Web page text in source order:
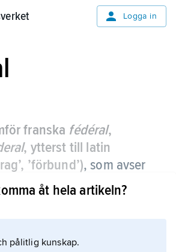
Logga in
franska fédéral,
, ytterst till latin
’förbund’), som avser
delstatlig.
åt hela artikeln?
pålitlig kunskap.